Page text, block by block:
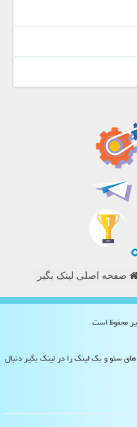
صفحه اصلی لینک بگیر
سئو و بک لینک را در لینک بگیر دنبال